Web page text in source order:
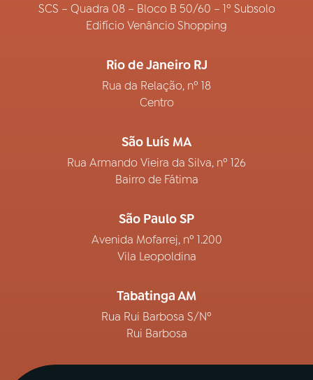
SCS – Quadra 08 – Bloco B 50/60 – 1º Subsolo
Edifício Venâncio Shopping
Rio de Janeiro RJ
Rua da Relação, nº 18
Centro
São Luís MA
Rua Armando Vieira da Silva, nº 126
Bairro de Fátima
São Paulo SP
Avenida Mofarrej, nº 1.200
Vila Leopoldina
Tabatinga AM
Rua Rui Barbosa S/Nº
Rui Barbosa